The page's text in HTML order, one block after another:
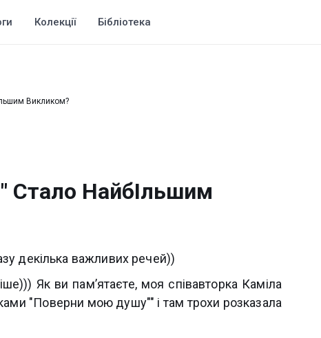
Колекції Бібліотека
Викликом?
Стало НайбІльшим
декілька важливих речей))
Як ви памʼятаєте, моя співавторка Каміла
"Поверни мою душу"" і там трохи розказала